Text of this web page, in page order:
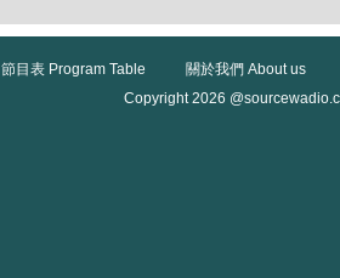
節目表 Program Table
關於我們 About us
Copyright 2026